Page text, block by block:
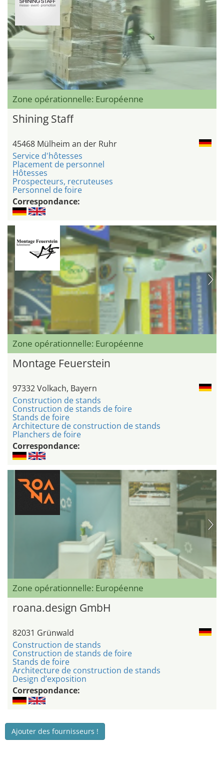
Zone opérationnelle: Européenne
Shining Staff
45468 Mülheim an der Ruhr
Service d'hôtesses
Placement de personnel
Hôtesses
Prospecteurs, recruteuses
Personnel de foire
Correspondance:
Zone opérationnelle: Européenne
Montage Feuerstein
97332 Volkach, Bayern
Construction de stands
Construction de stands de foire
Stands de foire
Architecture de construction de stands
Planchers de foire
Correspondance:
Zone opérationnelle: Européenne
roana.design GmbH
82031 Grünwald
Construction de stands
Construction de stands de foire
Stands de foire
Architecture de construction de stands
Design d’exposition
Correspondance:
Ajouter des fournisseurs !